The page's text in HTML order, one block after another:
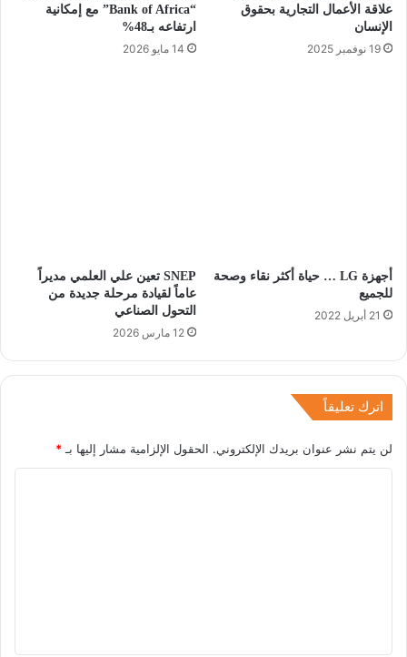
علاقة الأعمال التجارية بحقوق
الإنسان
19 نوفمبر 2025
“Bank of Africa” مع إمكانية
ارتفاعه بـ48%
14 مايو 2026
أجهزة LG … حياة أكثر نقاء وصحة
للجميع
21 أبريل 2022
SNEP تعين علي العلمي مديراً
عاماً لقيادة مرحلة جديدة من
التحول الصناعي
12 مارس 2026
اترك تعليقاً
لن يتم نشر عنوان بريدك الإلكتروني. الحقول الإلزامية مشار إليها بـ *